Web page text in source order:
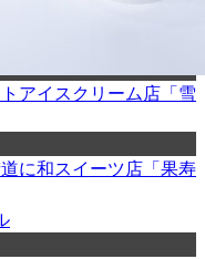
アイスクリーム店「雪
に和スイーツ店「果寿